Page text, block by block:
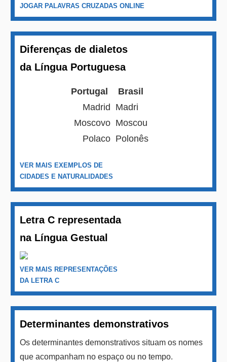
JOGAR PALAVRAS CRUZADAS ONLINE
Diferenças de dialetos
da Língua Portuguesa
Portugal
Brasil
Madrid
Madri
Moscovo Moscou
Polaco Polonês
VER MAIS EXEMPLOS DE
CIDADES E NATURALIDADES
Letra C representada
na Língua Gestual
VER MAIS REPRESENTAÇÕES
DA LETRA C
Determinantes demonstrativos
Os determinantes demonstrativos situam os nomes
que acompanham no espaço ou no tempo.